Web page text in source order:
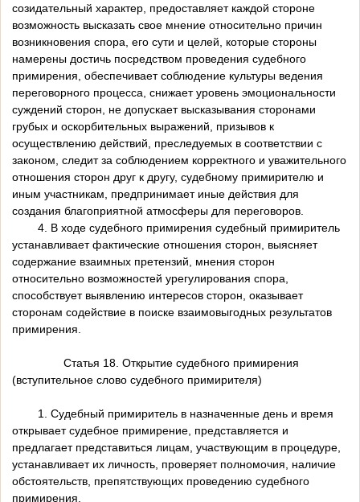
созидательный характер, предоставляет каждой стороне
возможность высказать свое мнение относительно причин
возникновения спора, его сути и целей, которые стороны
намерены достичь посредством проведения судебного
примирения, обеспечивает соблюдение культуры ведения
переговорного процесса, снижает уровень эмоциональности
суждений сторон, не допускает высказывания сторонами
грубых и оскорбительных выражений, призывов к
осуществлению действий, преследуемых в соответствии с
законом, следит за соблюдением корректного и уважительного
отношения сторон друг к другу, судебному примирителю и
иным участникам, предпринимает иные действия для
создания благоприятной атмосферы для переговоров.
4. В ходе судебного примирения судебный примиритель
устанавливает фактические отношения сторон, выясняет
содержание взаимных претензий, мнения сторон
относительно возможностей урегулирования спора,
способствует выявлению интересов сторон, оказывает
сторонам содействие в поиске взаимовыгодных результатов
примирения.
Статья 18. Открытие судебного примирения
(вступительное слово судебного примирителя)
1. Судебный примиритель в назначенные день и время
открывает судебное примирение, представляется и
предлагает представиться лицам, участвующим в процедуре,
устанавливает их личность, проверяет полномочия, наличие
обстоятельств, препятствующих проведению судебного
примирения.